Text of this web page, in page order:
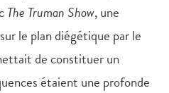
The Truman Show, une
le plan diégétique par le
de constituer un
étaient une profonde